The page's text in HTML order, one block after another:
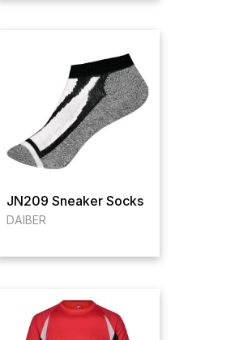
JN209 Sneaker Socks
DAIBER